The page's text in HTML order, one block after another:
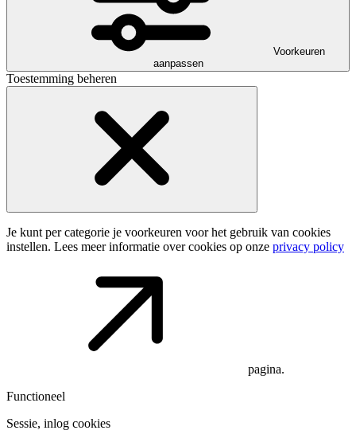
Voorkeuren
aanpassen
Toestemming beheren
Je kunt per categorie je voorkeuren voor het gebruik van cookies
instellen. Lees meer informatie over cookies op onze privacy policy
pagina.
Functioneel
Sessie, inlog cookies